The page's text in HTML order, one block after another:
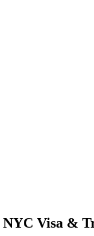
NYC Visa &